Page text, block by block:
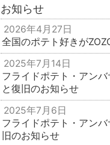
お知らせ
2026年4月27日
全国のポテト好きが
2025年7月14日
フライドポテト・アン
と復旧のお知らせ
2025年7月6日
フライドポテト・アン
旧のお知らせ